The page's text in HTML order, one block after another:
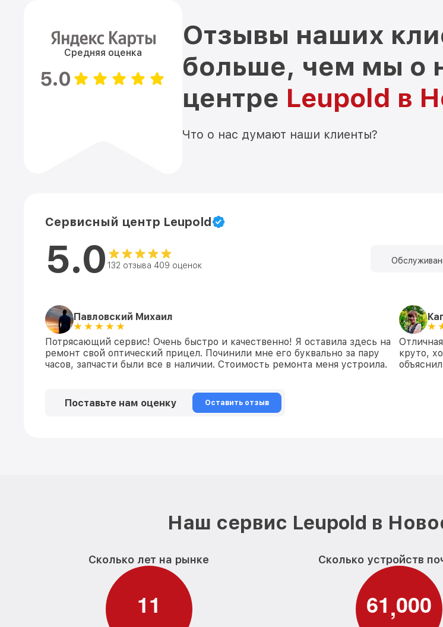
Средняя оценка
5.0
Отзывы наших
больше, чем мы о
центре Leupold в
Что о нас думают наши клиенты?
Сервисный центр Leupold
5.0 132 отзыва 409 оценок
Павловский Михаил
Потрясающий сервис! Очень быстро и качественно! Я оставила здесь на
ремонт свой оптический прицел. Починили мне его буквально за пару
часов, запчасти были все в наличии. Стоимость ремонта меня устроила.
круто,
Поставьте нам оценку Оставить отзыв
Наш сервис Leupold в
Сколько лет на рынке
11
Сколько устройств
61,000